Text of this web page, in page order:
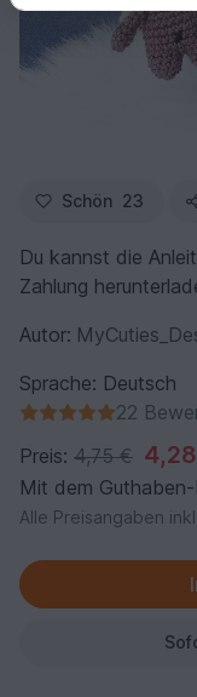
Schön 23
Du kannst die
Zahlung
Autor:
Sprache: Deutsch
22
Preis: 4,75 €
Mit dem
Alle Preisangaben